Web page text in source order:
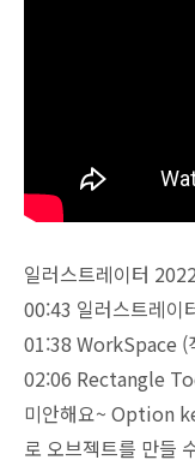
일러스트레이터
00:43 일러스트레이
01:38 WorkSpace (
02:06 Rectangle
미안해요~ Option
로 오브젝트를 만들